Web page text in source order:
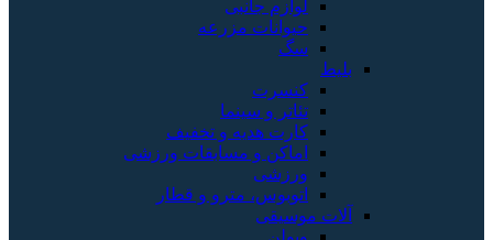
لوازم جانبی
حیوانات مزرعه
سگ
بلیط
کنسرت
تئاتر و سینما
کارت هدیه و تخفیف
اماکن و مسابقات ورزشی
ورزشی
اتوبوس، مترو و قطار
آلات موسیقی